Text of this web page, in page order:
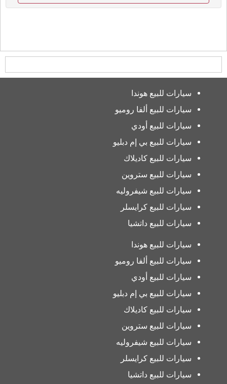
سيارات للبيع هوندا
سيارات للبيع ألفا روميو
سيارات للبيع أودي
سيارات للبيع بي إم دبليو
سيارات للبيع كاديلاك
سيارات للبيع ستروين
سيارات للبيع شيفروليه
سيارات للبيع كرايسلر
سيارات للبيع داتشيا
سيارات للبيع هوندا
سيارات للبيع ألفا روميو
سيارات للبيع أودي
سيارات للبيع بي إم دبليو
سيارات للبيع كاديلاك
سيارات للبيع ستروين
سيارات للبيع شيفروليه
سيارات للبيع كرايسلر
سيارات للبيع داتشيا